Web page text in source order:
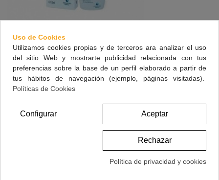
FOTOPROTECTOR ISDIN PEDIATRICS FUSION
WATER SPF 50 ML
(impuestos inc.)
Ver Más
Uso de Cookies
Utilizamos cookies propias y de terceros ara analizar el uso
del sitio Web y mostrarte publicidad relacionada con tus
preferencias sobre la base de un perfil elaborado a partir de
tus hábitos de navegación (ejemplo, páginas visitadas).
Políticas de Cookies
Aceptar
Rechazar
Configurar
Política de privacidad y cookies